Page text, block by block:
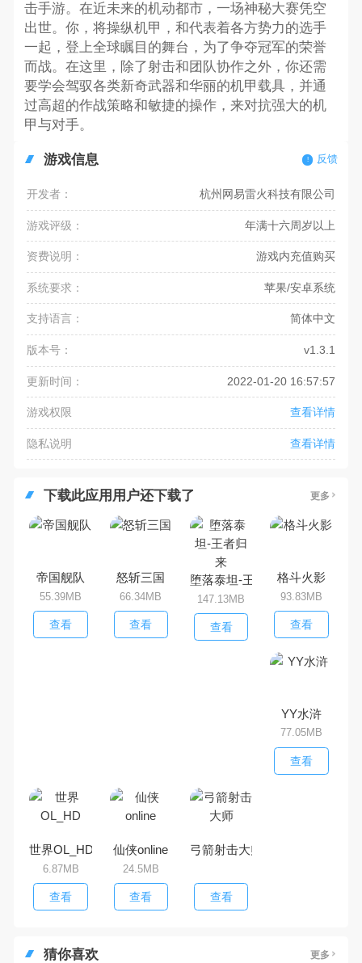
击手游。在近未来的机动都市，一场神秘大赛凭空
出世。你，将操纵机甲，和代表着各方势力的选手
一起，登上全球瞩目的舞台，为了争夺冠军的荣誉
而战。在这里，除了射击和团队协作之外，你还需
要学会驾驭各类新奇武器和华丽的机甲载具，并通
过高超的作战策略和敏捷的操作，来对抗强大的机
甲与对手。
游戏信息 反馈
开发者： 杭州网易雷火科技有限公司
游戏评级： 年满十六周岁以上
资费说明： 游戏内充值购买
系统要求： 苹果/安卓系统
支持语言： 简体中文
版本号： v1.3.1
更新时间： 2022-01-20 16:57:57
游戏权限 查看详情
隐私说明 查看详情
下载此应用用户还下载了 更多
帝国舰队
55.39MB
查看
怒斩三国
66.34MB
查看
堕落泰坦-王者归来
147.13MB
查看
格斗火影
93.83MB
查看
YY水浒
77.05MB
查看
世界OL_HD
6.87MB
查看
仙侠online
24.5MB
查看
弓箭射击大师
查看
猜你喜欢 更多